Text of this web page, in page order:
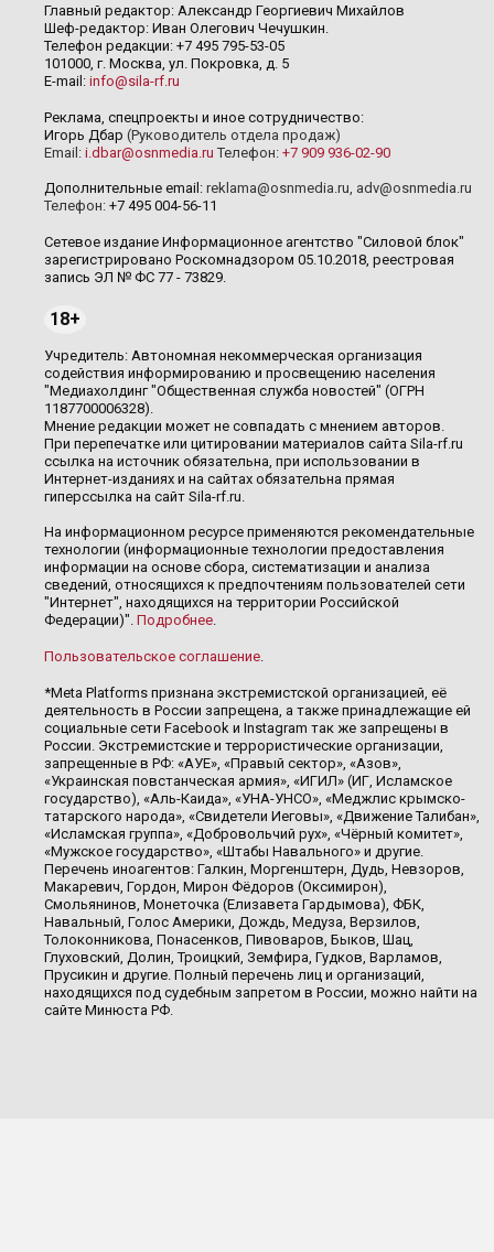
Главный редактор: Александр Георгиевич Михайлов
Шеф-редактор: Иван Олегович Чечушкин.
Телефон редакции: +7 495 795-53-05
101000, г. Москва, ул. Покровка, д. 5
E-mail: info@sila-rf.ru
Реклама, спецпроекты и иное сотрудничество:
Игорь Дбар (Руководитель отдела продаж)
Email: i.dbar@osnmedia.ru Телефон: +7 909 936-02-90
Дополнительные email: reklama@osnmedia.ru adv@osnmedia.ru
Телефон: +7 495 004-56-11
Сетевое издание Информационное агентство "Силовой блок"
зарегистрировано Роскомнадзором 05.10.2018, реестровая
запись ЭЛ № ФС 77 - 73829.
18+
Учредитель: Автономная некоммерческая организация
содействия информированию и просвещению населения
"Медиахолдинг "Общественная служба новостей" (ОГРН
1187700006328).
Мнение редакции может не совпадать с мнением авторов.
При перепечатке или цитировании материалов сайта Sila-rf.ru
ссылка на источник обязательна, при использовании в
Интернет-изданиях и на сайтах обязательна прямая
гиперссылка на сайт Sila-rf.ru.
На информационном ресурсе применяются рекомендательные
технологии (информационные технологии предоставления
информации на основе сбора, систематизации и анализа
сведений, относящихся к предпочтениям пользователей сети
"Интернет", находящихся на территории Российской
Федерации)". Подробнее
Пользовательское соглашение
*Meta Platforms признана экстремистской организацией, её
деятельность в России запрещена, а также принадлежащие ей
социальные сети Facebook и Instagram так же запрещены в
России. Экстремистские и террористические организации,
запрещенные в РФ: «АУЕ», «Правый сектор», «Азов»,
«Украинская повстанческая армия», «ИГИЛ» (ИГ, Исламское
государство), «Аль-Каида», «УНА-УНСО», «Меджлис крымско-
татарского народа», «Свидетели Иеговы», «Движение Талибан»,
«Исламская группа», «Добровольчий рух», «Чёрный комитет»,
«Мужское государство», «Штабы Навального» и другие.
Перечень иноагентов: Галкин, Моргенштерн, Дудь, Невзоров,
Макаревич, Гордон, Мирон Фёдоров (Оксимирон),
Смольянинов, Монеточка (Елизавета Гардымова), ФБК,
Навальный, Голос Америки, Дождь, Медуза, Верзилов,
Толоконникова, Понасенков, Пивоваров, Быков, Шац,
Глуховский, Долин, Троицкий, Земфира, Гудков, Варламов,
Прусикин и другие. Полный перечень лиц и организаций,
находящихся под судебным запретом в России, можно найти на
сайте Минюста РФ.